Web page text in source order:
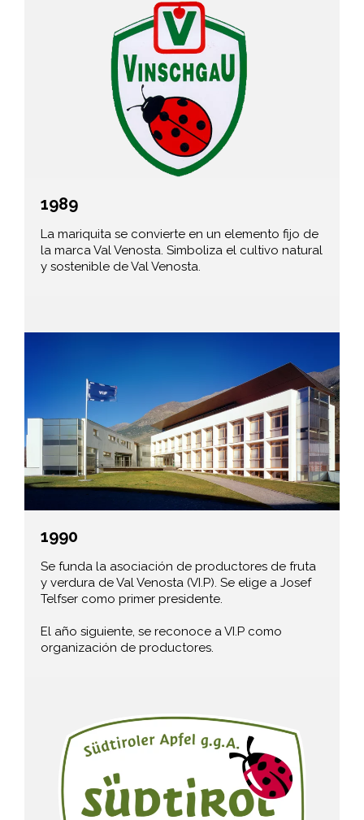
1989
La mariquita se convierte en un elemento fijo de
la marca Val Venosta. Simboliza el cultivo natural
y sostenible de Val Venosta.
1990
Se funda la asociación de productores de fruta
y verdura de Val Venosta (VI.P). Se elige a Josef
Telfser como primer presidente.
El año siguiente, se reconoce a VI.P como
organización de productores.